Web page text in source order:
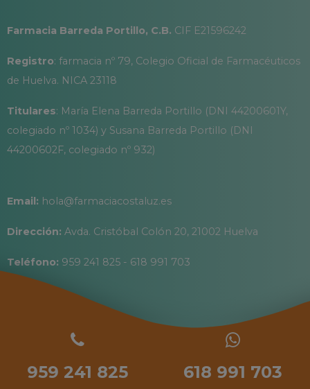
Farmacia Barreda Portillo, C.B. CIF E21596242
Registro: farmacia nº 79, Colegio Oficial de Farmacéuticos
de Huelva. NICA 23118
Titulares: María Elena Barreda Portillo (DNI 44200601Y,
colegiado nº 1034) y Susana Barreda Portillo (DNI
44200602F, colegiado nº 932)
Email: hola@farmaciacostaluz.es
Dirección: Avda. Cristóbal Colón 20, 21002 Huelva
Teléfono: 959 241 825 - 618 991 703
959 241 825 618 991 703